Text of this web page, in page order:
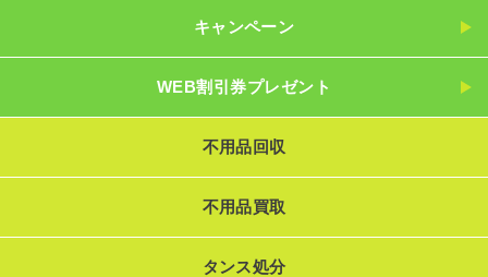
キャンペーン
WEB割引券プレゼント
不用品回収
不用品買取
タンス処分